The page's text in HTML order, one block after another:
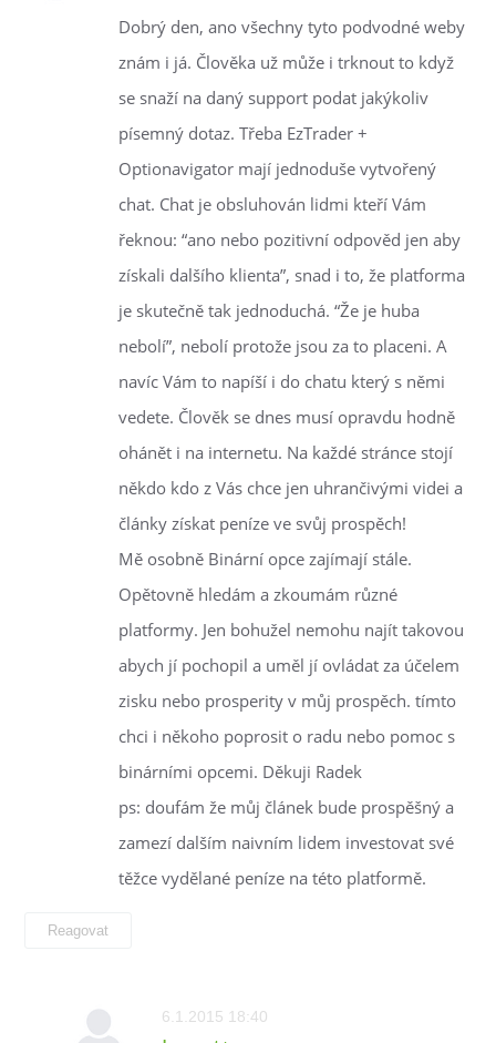
Dobrý den, ano všechny tyto podvodné weby
znám i já. Člověka už může i trknout to když
se snaží na daný support podat jakýkoliv
písemný dotaz. Třeba EzTrader +
Optionavigator mají jednoduše vytvořený
chat. Chat je obsluhován lidmi kteří Vám
řeknou: “ano nebo pozitivní odpověd jen aby
získali dalšího klienta”, snad i to, že platforma
je skutečně tak jednoduchá. “Že je huba
nebolí”, nebolí protože jsou za to placeni. A
navíc Vám to napíší i do chatu který s němi
vedete. Člověk se dnes musí opravdu hodně
ohánět i na internetu. Na každé stránce stojí
někdo kdo z Vás chce jen uhrančivými videi a
články získat peníze ve svůj prospěch!
Mě osobně Binární opce zajímají stále.
Opětovně hledám a zkoumám různé
platformy. Jen bohužel nemohu najít takovou
abych jí pochopil a uměl jí ovládat za účelem
zisku nebo prosperity v můj prospěch. tímto
chci i někoho poprosit o radu nebo pomoc s
binárními opcemi. Děkuji Radek
ps: doufám že můj článek bude prospěšný a
zamezí dalším naivním lidem investovat své
těžce vydělané peníze na této platformě.
Reagovat
6.1.2015 18:40